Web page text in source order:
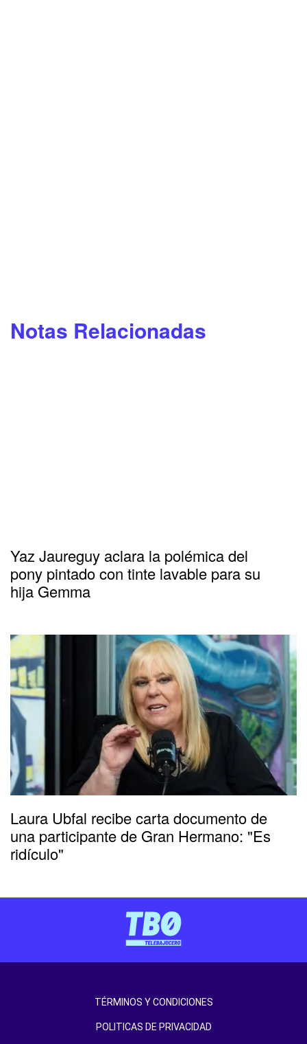
Notas Relacionadas
Yaz Jaureguy aclara la polémica del
pony pintado con tinte lavable para su
hija Gemma
Laura Ubfal recibe carta documento de
una participante de Gran Hermano: "Es
ridículo"
TÉRMINOS Y CONDICIONES
POLITICAS DE PRIVACIDAD